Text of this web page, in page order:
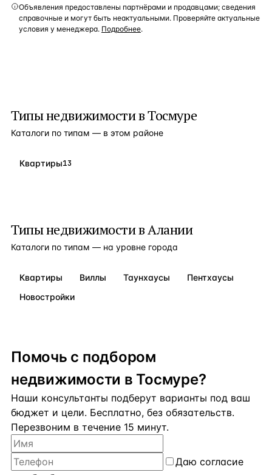
Объявления предоставлены партнёрами и продавцами; сведения
справочные и могут быть неактуальными. Проверяйте актуальные
условия у менеджера. Подробнее.
Типы недвижимости вТосмуре
Каталоги по типам — в этом районе
Квартиры13
Типы недвижимости вАлании
Каталоги по типам — на уровне города
Квартиры Виллы Таунхаусы
Пентхаусы
Новостройки
Помочь с подбором
недвижимости в Тосмуре?
Наши консультанты подберут варианты под ваш
бюджет и цели. Бесплатно, без обязательств.
Перезвоним в течение 15 минут.
Даю согласие